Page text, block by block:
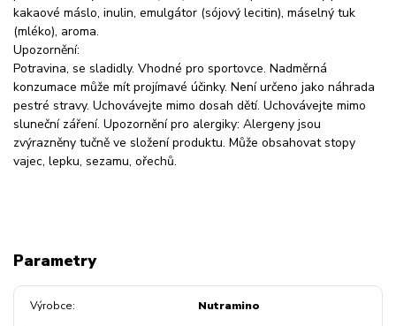
kakaové máslo, inulin, emulgátor (sójový lecitin), máselný tuk
(mléko), aroma.
Upozornění:
Potravina, se sladidly. Vhodné pro sportovce. Nadměrná
konzumace může mít projímavé účinky. Není určeno jako náhrada
pestré stravy. Uchovávejte mimo dosah dětí. Uchovávejte mimo
sluneční záření. Upozornění pro alergiky: Alergeny jsou
zvýrazněny tučně ve složení produktu. Může obsahovat stopy
vajec, lepku, sezamu, ořechů.
Parametry
Výrobce Nutramino